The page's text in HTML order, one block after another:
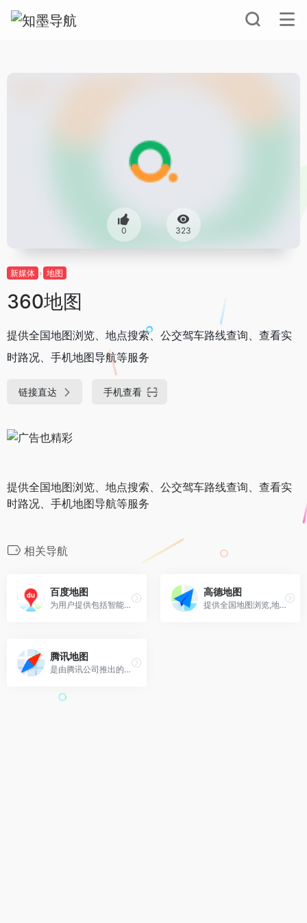
0 323
新媒体 地图
360地图
提供全国地图浏览、地点搜索、公交驾车路线查询、查看实
时路况、手机地图导航等服务
链接直达 手机查看
提供全国地图浏览、地点搜索、公交驾车路线查询、查看实
时路况、手机地图导航等服务
相关导航
百度地图
为用户提供包括智能路线规划、智能精准导航（驾车、步行、骑行）、实时路况、等出行相关服务的平台
高德地图
提供全国地图浏览,地点搜索,公交驾车查询服务
腾讯地图
是由腾讯公司推出的一种互联网地图服务